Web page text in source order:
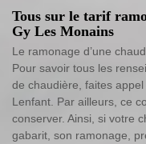
Tous sur le tarif
Gy Les Monains
Le ramonage d’une
Pour savoir tous les
de chaudière, faites
Lenfant. Par ailleurs, ce
conserver. Ainsi, si votre
gabarit, son ramonage,